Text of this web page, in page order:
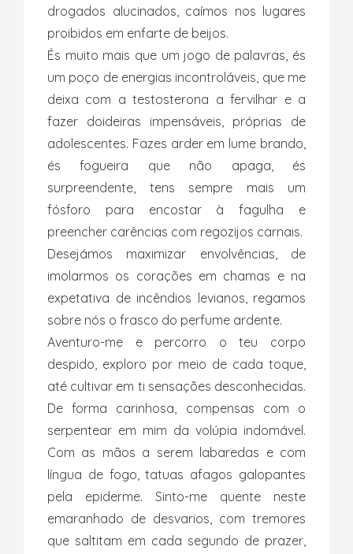
drogados alucinados, caímos nos lugares
proibidos em enfarte de beijos.
És muito mais que um jogo de palavras, és
um poço de energias incontroláveis, que me
deixa com a testosterona a fervilhar e a
fazer doideiras impensáveis, próprias de
adolescentes. Fazes arder em lume brando,
és fogueira que não apaga, és
surpreendente, tens sempre mais um
fósforo para encostar à fagulha e
preencher carências com regozijos carnais.
Desejámos maximizar envolvências, de
imolarmos os corações em chamas e na
expetativa de incêndios levianos, regamos
sobre nós o frasco do perfume ardente.
Aventuro-me e percorro o teu corpo
despido, exploro por meio de cada toque,
até cultivar em ti sensações desconhecidas.
De forma carinhosa, compensas com o
serpentear em mim da volúpia indomável.
Com as mãos a serem labaredas e com
língua de fogo, tatuas afagos galopantes
pela epiderme. Sinto-me quente neste
emaranhado de desvarios, com tremores
que saltitam em cada segundo de prazer,